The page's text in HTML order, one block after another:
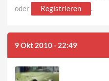
oder
Registrieren .
9 Okt 2010 - 22:49